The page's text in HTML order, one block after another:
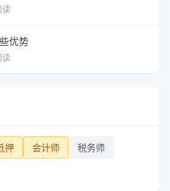
读
优势
读
押 会计师
税务师